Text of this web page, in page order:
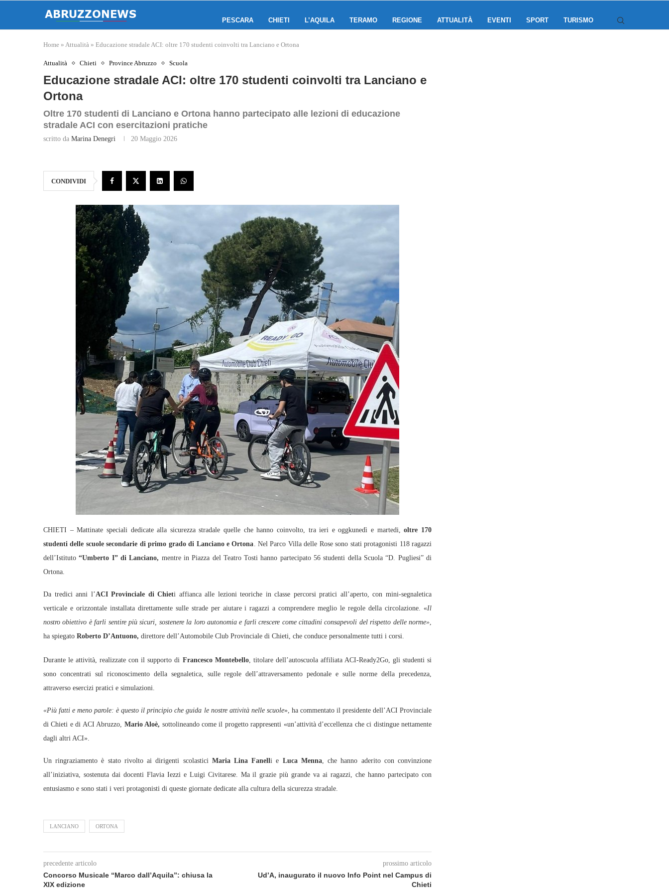
PESCARA CHIETI L’AQUILA TERAMO REGIONE ATTUALITÀ EVENTI SPORT TURISMO
Home » Attualità » Educazione stradale ACI: oltre 170 studenti coinvolti tra Lanciano e Ortona
Attualità Chieti Province Abruzzo Scuola
Educazione stradale ACI: oltre 170 studenti coinvolti tra Lanciano e
Ortona
Oltre 170 studenti di Lanciano e Ortona hanno partecipato alle lezioni di educazione
stradale ACI con esercitazioni pratiche
scritto da Marina Denegri 20 Maggio 2026
CONDIVIDI
CHIETI – Mattinate speciali dedicate alla sicurezza stradale quelle che hanno coinvolto, tra ieri e oggkunedì e martedi,oltre 170
studenti delle scuole secondarie di primo grado di Lanciano e Ortona. Nel Parco Villa delle Rose sono stati protagonisti 118 ragazzi
dell’Istituto“Umberto I” di Lanciano, mentre in Piazza del Teatro Tosti hanno partecipato 56 studenti della Scuola “D. Pugliesi” di
Ortona.
Da tredici anni l’ACI Provinciale di Chieti affianca alle lezioni teoriche in classe percorsi pratici all’aperto, con mini-segnaletica
verticale e orizzontale installata direttamente sulle strade per aiutare i ragazzi a comprendere meglio le regole della circolazione. «Il
nostro obiettivo è farli sentire più sicuri, sostenere la loro autonomia e farli crescere come cittadini consapevoli del rispetto delle norme»,
ha spiegato Roberto D’Antuono, direttore dell’Automobile Club Provinciale di Chieti, che conduce personalmente tutti i corsi.
Durante le attività, realizzate con il supporto di Francesco Montebello, titolare dell’autoscuola affiliata ACI-Ready2Go, gli studenti si
sono concentrati sul riconoscimento della segnaletica, sulle regole dell’attraversamento pedonale e sulle norme della precedenza,
attraverso esercizi pratici e simulazioni.
«Più fatti e meno parole: è questo il principio che guida le nostre attività nelle scuole», ha commentato il presidente dell’ACI Provinciale
di Chieti e di ACI Abruzzo, Mario Aloè, sottolineando come il progetto rappresenti «un’attività d’eccellenza che ci distingue nettamente
dagli altri ACI».
Un ringraziamento è stato rivolto ai dirigenti scolastici Maria Lina Fanelli e Luca Menna, che hanno aderito con convinzione
all’iniziativa, sostenuta dai docenti Flavia Iezzi e Luigi Civitarese. Ma il grazie più grande va ai ragazzi, che hanno partecipato con
entusiasmo e sono stati i veri protagonisti di queste giornate dedicate alla cultura della sicurezza stradale.
LANCIANO ORTONA
precedente articolo
Concorso Musicale “Marco dall’Aquila”: chiusa la
XIX edizione
prossimo articolo
Ud’A, inaugurato il nuovo Info Point nel Campus di
Chieti